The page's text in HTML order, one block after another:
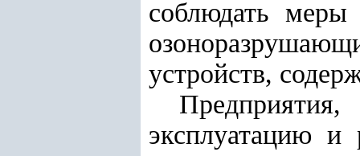
соблюдать меры
устройств,
эксплуатацию и